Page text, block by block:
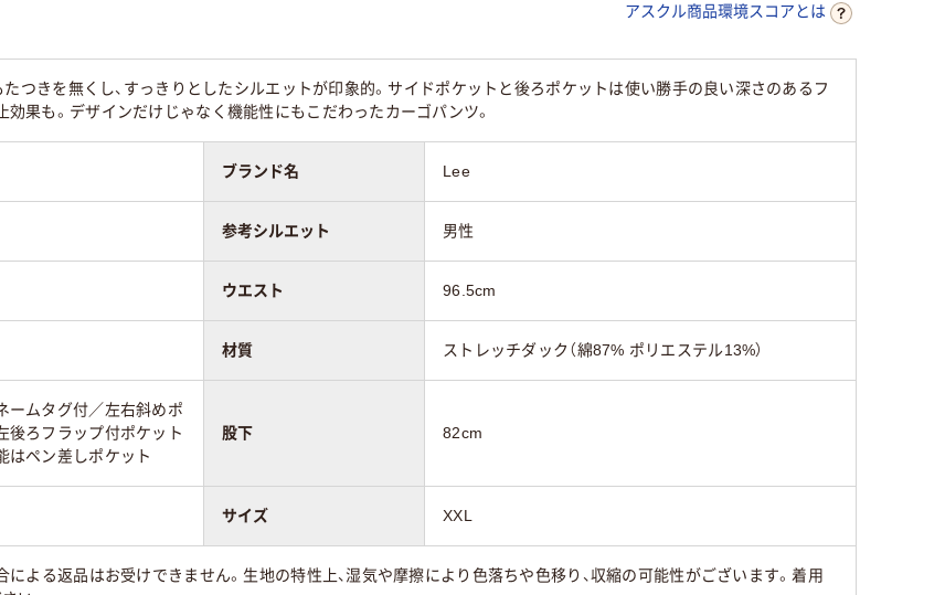
アスクル商品環境スコアとは
つきを無くし、すっきりとしたシルエットが印象的。サイドポケットと後ろポケットは使い勝手の良い深さのあるフ
果も。デザインだけじゃなく機能性にもこだわったカーゴパンツ。
ブランド名 Lee
参考シルエット 男性
ウエスト 96.5cm
材質 ストレッチダック（綿87% ポリエステル13%）
ームタグ付／左右斜めポ
後ろフラップ付ポケット
はペン差しポケット
股下 82cm
サイズ XXL
による返品はお受けできません。生地の特性上、湿気や摩擦により色落ちや色移り、収縮の可能性がございます。着用